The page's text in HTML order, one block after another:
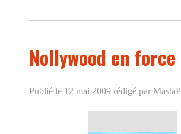
Nollywood en force
Publié le 12 mai 2009 rédigé par MastaP